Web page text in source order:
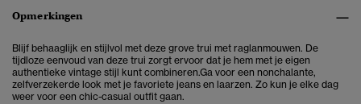
Opmerkingen
Blijf behaaglijk en stijlvol met deze grove trui met raglanmouwen. De
tijdloze eenvoud van deze trui zorgt ervoor dat je hem met je eigen
authentieke vintage stijl kunt combineren.Ga voor een nonchalante,
zelfverzekerde look met je favoriete jeans en laarzen. Zo kun je elke dag
weer voor een chic-casual outfit gaan.